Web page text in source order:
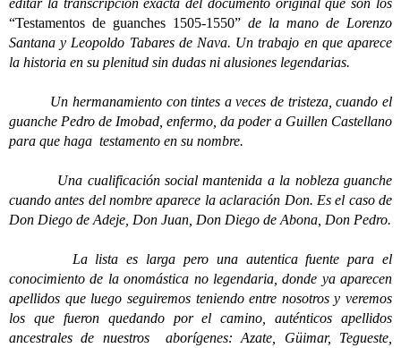
editar la transcripción exacta del documento original que son los
“Testamentos de guanches 1505-1550” de la mano de Lorenzo
Santana y Leopoldo Tabares de Nava. Un trabajo en que aparece
la historia en su plenitud sin dudas ni alusiones legendarias.
Un hermanamiento con tintes a veces de tristeza, cuando el
guanche Pedro de Imobad, enfermo, da poder a Guillen Castellano
para que haga testamento en su nombre.
Una cualificación social mantenida a la nobleza guanche
cuando antes del nombre aparece la aclaración Don. Es el caso de
Don Diego de Adeje, Don Juan, Don Diego de Abona, Don Pedro.
La lista es larga pero una autentica fuente para el
conocimiento de la onomástica no legendaria, donde ya aparecen
apellidos que luego seguiremos teniendo entre nosotros y veremos
los que fueron quedando por el camino, auténticos apellidos
ancestrales de nuestros aborígenes: Azate, Güimar, Tegueste,